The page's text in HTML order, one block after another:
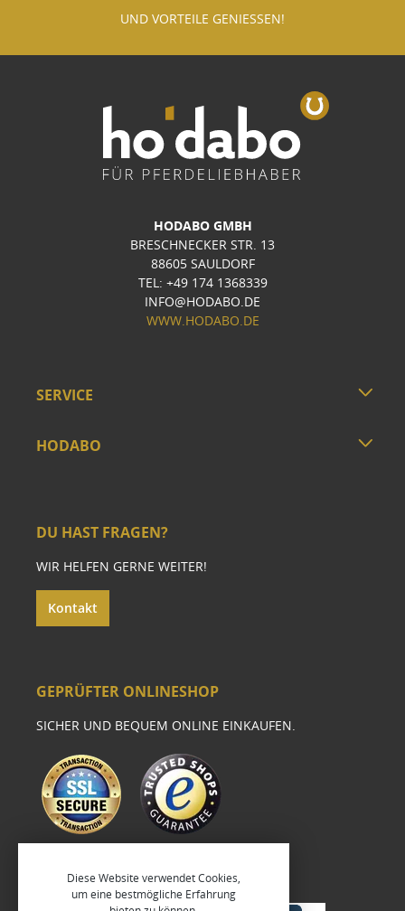
UND VORTEILE GENIESSEN!
HODABO GMBH
BRESCHNECKER STR. 13
88605 SAULDORF
TEL: +49 174 1368339
INFO@HODABO.DE
WWW.HODABO.DE
SERVICE
HODABO
DU HAST FRAGEN?
WIR HELFEN GERNE WEITER!
Kontakt
GEPRÜFTER ONLINESHOP
SICHER UND BEQUEM ONLINE EINKAUFEN.
Diese Website verwendet Cookies,
um eine bestmögliche Erfahrung